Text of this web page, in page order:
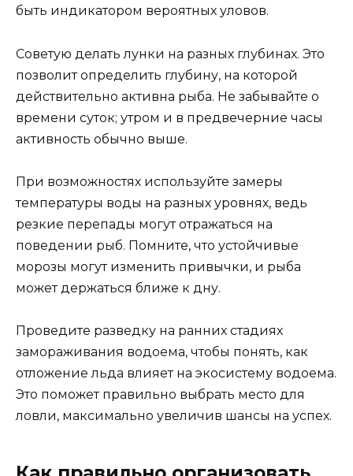
быть индикатором вероятных уловов.
Советую делать лунки на разных глубинах. Это
позволит определить глубину, на которой
действительно активна рыба. Не забывайте о
времени суток; утром и в предвечерние часы
активность обычно выше.
При возможностях используйте замеры
температуры воды на разных уровнях, ведь
резкие перепады могут отражаться на
поведении рыб. Помните, что устойчивые
морозы могут изменить привычки, и рыба
может держаться ближе к дну.
Проведите разведку на ранних стадиях
замораживания водоема, чтобы понять, как
отложение льда влияет на экосистему водоема.
Это поможет правильно выбрать место для
ловли, максимально увеличив шансы на успех.